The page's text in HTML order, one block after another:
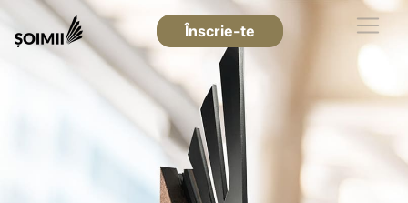
Înscrie-te